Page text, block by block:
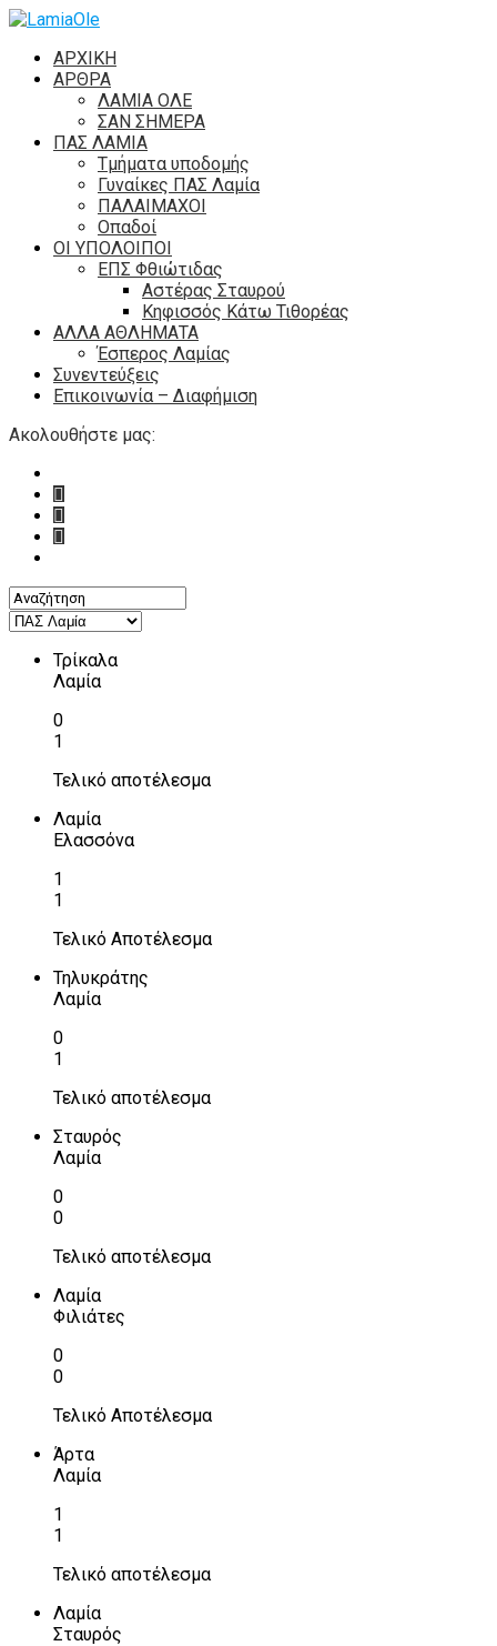
ΑΡΧΙΚΗ
ΑΡΘΡΑ
ΛΑΜΙΑ ΟΛΕ
ΣΑΝ ΣΗΜΕΡΑ
ΠΑΣ ΛΑΜΙΑ
Τμήματα υποδομής
Γυναίκες ΠΑΣ Λαμία
ΠΑΛΑΙΜΑΧΟΙ
Οπαδοί
ΟΙ ΥΠΟΛΟΙΠΟΙ
ΕΠΣ Φθιώτιδας
Αστέρας Σταυρού
Κηφισσός Κάτω Τιθορέας
ΑΛΛΑ ΑΘΛΗΜΑΤΑ
Έσπερος Λαμίας
Συνεντεύξεις
Επικοινωνία – Διαφήμιση
Ακολουθήστε μας:
Τρίκαλα
Λαμία
0
1
Τελικό αποτέλεσμα
Λαμία
Ελασσόνα
1
1
Τελικό Αποτέλεσμα
Τηλυκράτης
Λαμία
0
1
Τελικό αποτέλεσμα
Σταυρός
Λαμία
0
0
Τελικό αποτέλεσμα
Λαμία
Φιλιάτες
0
0
Τελικό Αποτέλεσμα
Άρτα
Λαμία
1
1
Τελικό αποτέλεσμα
Λαμία
Σταυρός